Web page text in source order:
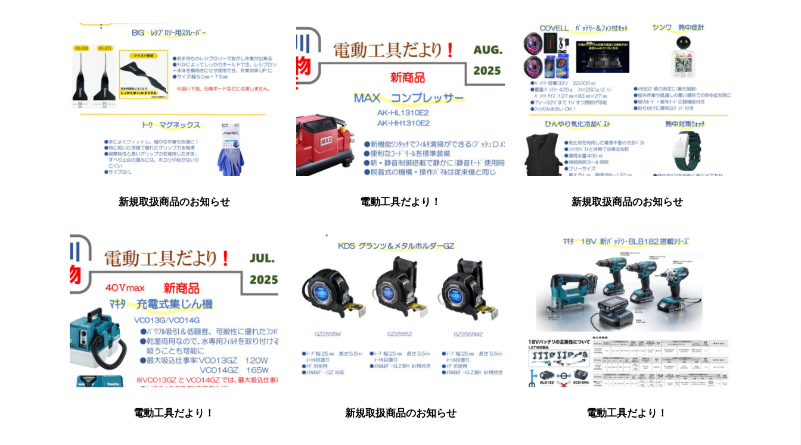
新規取扱商品のお知らせ 電動工具だより！ 新規取扱商品のお知らせ
電動工具だより！ 新規取扱商品のお知らせ 電動工具だより！